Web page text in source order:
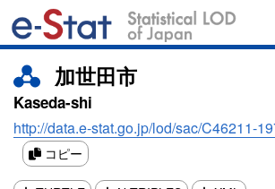
加世田市
Kaseda-shi
http://data.e-stat.go.jp/lod/sac/C46211-
コピー